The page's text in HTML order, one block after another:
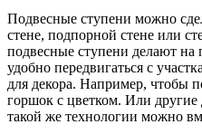
Подвесные ступени можно
стене, подпорной стене или
подвесные ступени делают
удобно передвигаться с
для декора. Например, чтобы
горшок с цветком. Или
такой же технологии можно